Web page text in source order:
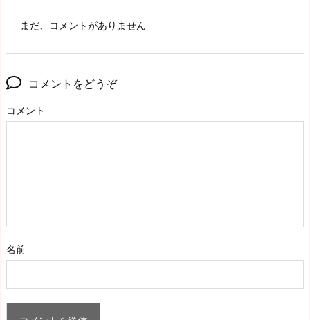
まだ、コメントがありません
コメントをどうぞ
コメント
名前